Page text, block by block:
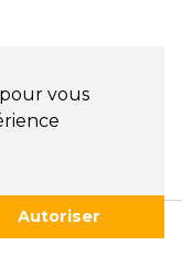
vous
Autoriser
1.4